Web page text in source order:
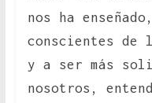
nos ha
conscientes
y a ser más
nosotros,